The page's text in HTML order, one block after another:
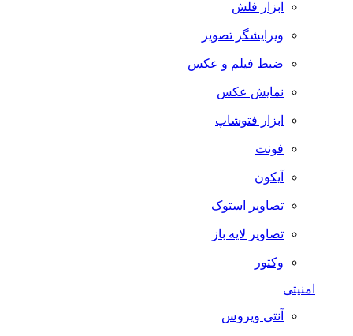
ابزار فلش
ویرایشگر تصویر
ضبط فيلم و عكس
نمایش عکس
ابزار فتوشاپ
فونت
آیکون
تصاویر استوک
تصاویر لایه باز
وکتور
امنیتی
آنتی ویروس